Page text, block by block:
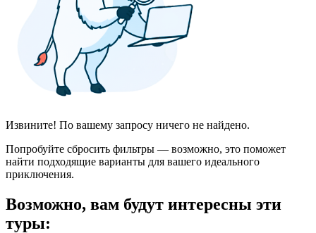
Извините! По вашему запросу ничего не найдено.
Попробуйте сбросить фильтры — возможно, это поможет
найти подходящие варианты для вашего идеального
приключения.
Возможно, вам будут интересны эти
туры: